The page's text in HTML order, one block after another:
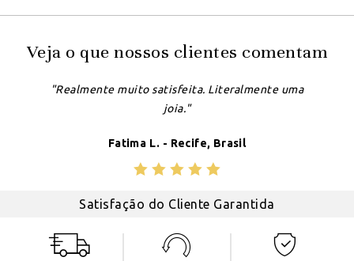
Veja o que nossos clientes comentam
"Realmente muito satisfeita. Literalmente uma
joia."
Fatima L. - Recife, Brasil
Satisfação do Cliente Garantida